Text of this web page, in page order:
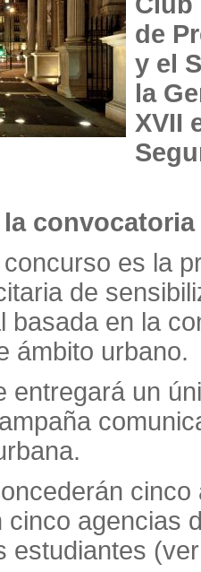
de
y el
la
XVII
convocatoria
es la
de
basada en la
ámbito urbano.
entregará un
cinco agencias
estudiantes